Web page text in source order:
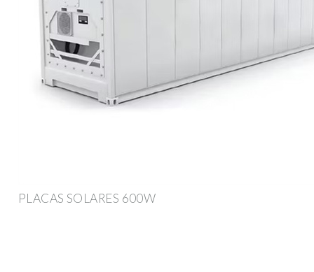
PLACAS SOLARES 600W